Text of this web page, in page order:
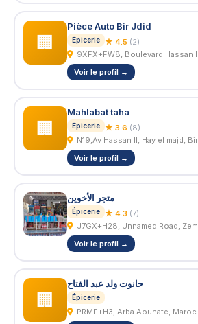
🏢
Pièce Auto Bir Jdid
Épicerie ★ 4.5 (2)
9XFX+FW8, Boulevard Hassan
Voir le profil →
🏢
Mahlabat taha
Épicerie ★ 3.6 (8)
N19,Av Hassan II, Hay el majd,
Voir le profil →
متجر الأخوين
Épicerie ★ 4.3 (7)
J7GX+H28, Unnamed Road,
Voir le profil →
🏢
حانوت ولد عبد الفتاح
Épicerie
PRMF+H3, Arba Aounate, Maroc